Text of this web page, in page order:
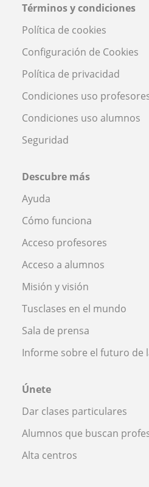
Términos y condiciones
Política de cookies
Configuración de Cookies
Política de privacidad
Condiciones uso
Condiciones uso alumnos
Seguridad
Descubre más
Ayuda
Cómo funciona
Acceso profesores
Acceso a alumnos
Misión y visión
Tusclases en el mundo
Sala de prensa
Informe sobre el futuro de
Únete
Dar clases particulares
Alumnos que buscan
Alta centros